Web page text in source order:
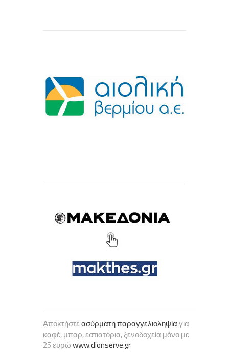
Αποκτήστεασύρματη παραγγελιοληψίαγια
καφέ, μπαρ, εστιατόρια, ξενοδοχεία μόνο με
25 ευρώwww.dionserve.gr